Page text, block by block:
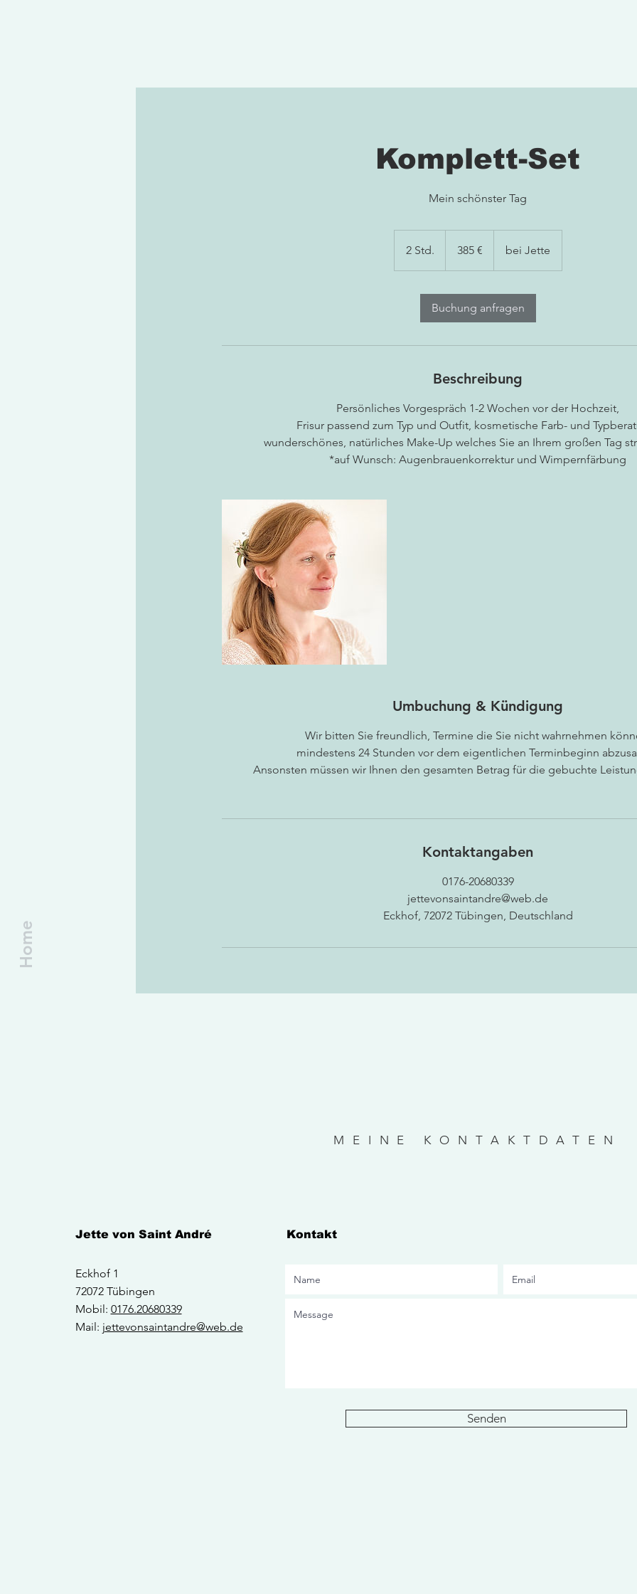
Home
Komplett-Set
Mein schönster Tag
2 Std.
S
d
385 € bei Jette
Buchung anfragen
Beschreibung
Persönliches Vorgespräch 1-2 Wochen vor der Hochzeit,
Frisur passend zum Typ und Outfit, kosmetische Farb- und
wunderschönes, natürliches Make-Up welches Sie an Ihrem großen Tag
Umbuchung & Kündigung
Wir bitten Sie freundlich, Termine die Sie nicht wahrnehmen
mindestens 24 Stunden vor dem eigentlichen Terminbeginn
Ansonsten müssen wir Ihnen den gesamten Betrag für die gebuchte
Kontaktangaben
0176-20680339
jettevonsaintandre@web.de
Eckhof, 72072 Tübingen, Deutschland
MEINE KONTAKTDATEN
Jette von Saint André
Eckhof 1
72072 Tübingen
Mobil: 0176.20680339
Mail: jettevonsaintandre@web.de
Kontakt
Senden